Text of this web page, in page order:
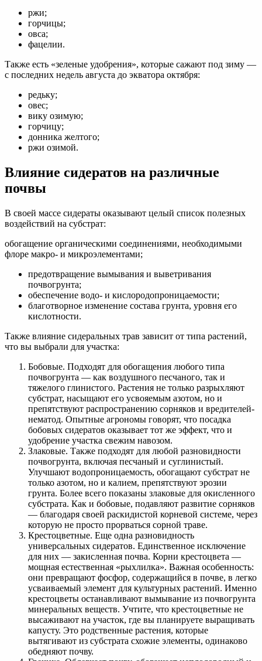
ржи;
горчицы;
овса;
фацелии.
Также есть «зеленые удобрения», которые сажают под зиму —
с последних недель августа до экватора октября:
редьку;
овес;
вику озимую;
горчицу;
донника желтого;
ржи озимой.
Влияние сидератов на различные
почвы
В своей массе сидераты оказывают целый список полезных
воздействий на субстрат:
обогащение органическими соединениями, необходимыми
флоре макро- и микроэлементами;
предотвращение вымывания и выветривания
почвогрунта;
обеспечение водо- и кислородопроницаемости;
благотворное изменение состава грунта, уровня его
кислотности.
Также влияние сидеральных трав зависит от типа растений,
что вы выбрали для участка:
Бобовые. Подходят для обогащения любого типа
почвогрунта — как воздушного песчаного, так и
тяжелого глинистого. Растения не только разрыхляют
субстрат, насыщают его усвояемым азотом, но и
препятствуют распространению сорняков и вредителей-
нематод. Опытные агрономы говорят, что посадка
бобовых сидератов оказывает тот же эффект, что и
удобрение участка свежим навозом.
Злаковые. Также подходят для любой разновидности
почвогрунта, включая песчаный и суглинистый.
Улучшают водопроницаемость, обогащают субстрат не
только азотом, но и калием, препятствуют эрозии
грунта. Более всего показаны злаковые для окисленного
субстрата. Как и бобовые, подавляют развитие сорняков
— благодаря своей раскидистой корневой системе, через
которую не просто прорваться сорной траве.
Крестоцветные. Еще одна разновидность
универсальных сидератов. Единственное исключение
для них — закисленная почва. Корни крестоцвета —
мощная естественная «рыхлилка». Важная особенность:
они превращают фосфор, содержащийся в почве, в легко
усваиваемый элемент для культурных растений. Именно
крестоцветы останавливают вымывание из почвогрунта
минеральных веществ. Учтите, что крестоцветные не
высаживают на участок, где вы планируете выращивать
капусту. Это родственные растения, которые
вытягивают из субстрата схожие элементы, одинаково
обедняют почву.